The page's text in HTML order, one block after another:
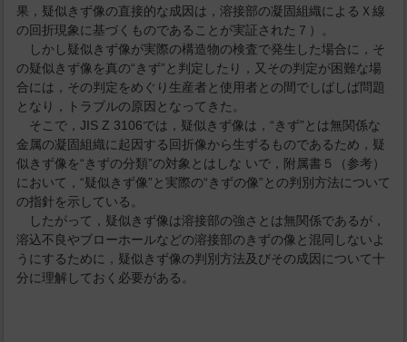
果，疑似きず像の直接的な成因は，溶接部の凝固組織によるＸ線
の回折現象に基づくものであることが実証された７）。
しかし疑似きず像が実際の構造物の検査で発生した場合に，そ
の疑似きず像を真の“きず”と判定したり，又その判定が困難な場
合には，その判定をめぐり生産者と使用者との間でしばしば問題
となり，トラブルの原因となってきた。
そこで，JIS Z 3106では，疑似きず像は，“きず”とは無関係な
金属の凝固組織に起因する回折像から生ずるものであるため，疑
似きず像を“きずの分類”の対象とはしな いで，附属書５（参考）
において，“疑似きず像”と実際の“きずの像”との判別方法について
の指針を示している。
したがって，疑似きず像は溶接部の強さとは無関係であるが，
溶込不良やブローホールなどの溶接部のきずの像と混同しないよ
うにするために，疑似きず像の判別方法及びその成因について十
分に理解しておく必要がある。